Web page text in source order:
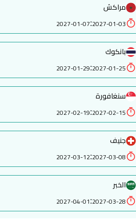
مراكش
2027-01-03
:
2027-01-07
بانكوك
2027-01-25
:
2027-01-29
سنغافورة
2027-02-15
:
2027-02-19
جنيف
2027-03-08
:
2027-03-12
الخبر
2027-03-28
:
2027-04-01